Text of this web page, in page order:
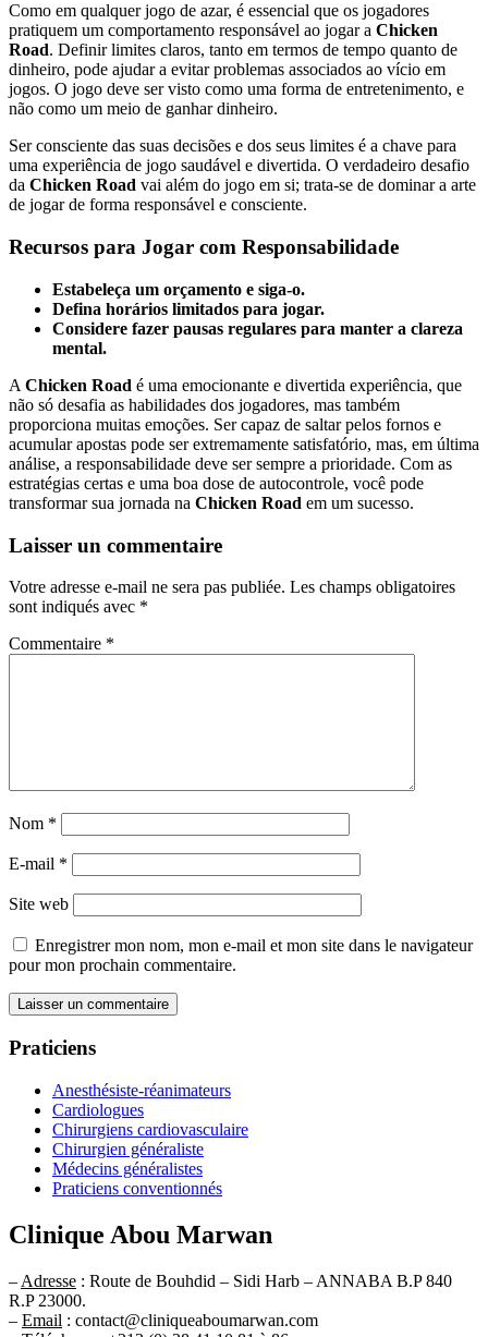
Como em qualquer jogo de azar, é essencial que os jogadores
pratiquem um comportamento responsável ao jogar a Chicken
Road. Definir limites claros, tanto em termos de tempo quanto de
dinheiro, pode ajudar a evitar problemas associados ao vício em
jogos. O jogo deve ser visto como uma forma de entretenimento, e
não como um meio de ganhar dinheiro.
Ser consciente das suas decisões e dos seus limites é a chave para
uma experiência de jogo saudável e divertida. O verdadeiro desafio
da Chicken Road vai além do jogo em si; trata-se de dominar a arte
de jogar de forma responsável e consciente.
Recursos para Jogar com Responsabilidade
Estabeleça um orçamento e siga-o.
Defina horários limitados para jogar.
Considere fazer pausas regulares para manter a clareza
mental.
A Chicken Road é uma emocionante e divertida experiência, que
não só desafia as habilidades dos jogadores, mas também
proporciona muitas emoções. Ser capaz de saltar pelos fornos e
acumular apostas pode ser extremamente satisfatório, mas, em última
análise, a responsabilidade deve ser sempre a prioridade. Com as
estratégias certas e uma boa dose de autocontrole, você pode
transformar sua jornada na Chicken Road em um sucesso.
Laisser un commentaire
Votre adresse e-mail ne sera pas publiée. Les champs obligatoires
sont indiqués avec *
Commentaire *
Nom *
E-mail *
Site web
Enregistrer mon nom, mon e-mail et mon site dans le navigateur
pour mon prochain commentaire.
Praticiens
Anesthésiste-réanimateurs
Cardiologues
Chirurgiens cardiovasculaire
Chirurgien généraliste
Médecins généralistes
Praticiens conventionnés
Clinique Abou Marwan
– Adresse : Route de Bouhdid – Sidi Harb – ANNABA B.P 840
R.P 23000.
– Email : contact@cliniqueaboumarwan.com